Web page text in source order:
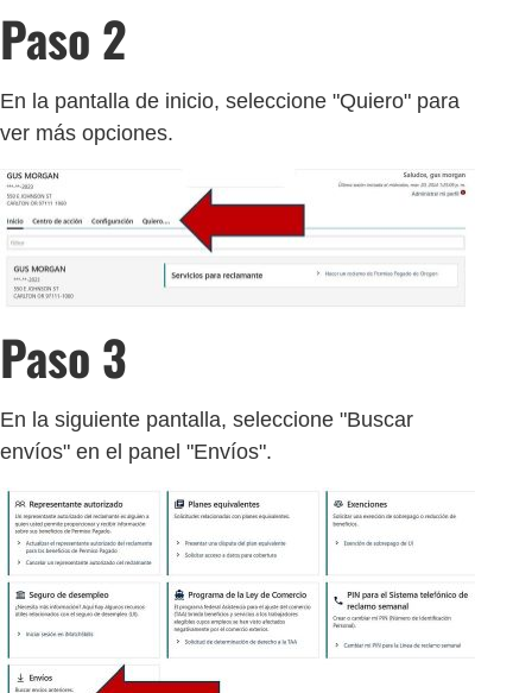
Paso 2
En la pantalla de inicio, seleccione "Quiero" para
ver más opciones.
Paso 3
En la siguiente pantalla, seleccione "Buscar
envíos" en el panel "Envíos".